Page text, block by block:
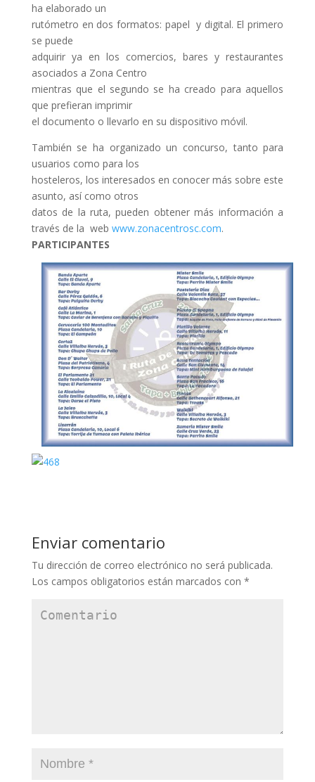
ha elaborado un
rutómetro en dos formatos: papel y digital. El primero
se puede
adquirir ya en los comercios, bares y restaurantes
asociados a Zona Centro
mientras que el segundo se ha creado para aquellos
que prefieran imprimir
el documento o llevarlo en su dispositivo móvil.
También se ha organizado un concurso, tanto para
usuarios como para los
hosteleros, los interesados en conocer más sobre este
asunto, así como otros
datos de la ruta, pueden obtener más información a
través de la web www.zonacentrosc.com.
PARTICIPANTES
Enviar comentario
Tu dirección de correo electrónico no será publicada.
Los campos obligatorios están marcados con *